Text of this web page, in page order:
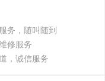
务，随叫随到
修服务
，诚信服务